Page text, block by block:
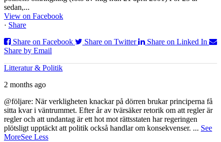
sedan,...
View on Facebook
· Share
Share on Facebook
Share on Twitter
Share on Linked In
Share by Email
Litteratur & Politik
2 months ago
@följare: När verkligheten knackar på dörren brukar principerna få
sitta kvar i väntrummet. Efter år av tvärsäker retorik om att regler är
regler och att undantag är ett hot mot rättsstaten har regeringen
plötsligt upptäckt att politik också handlar om konsekvenser. ... See
MoreSee Less